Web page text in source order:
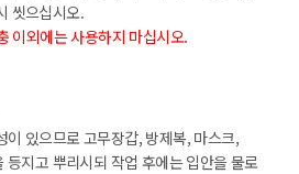
씻으십시오.
이외에는 사용하지 마십시오.
이 있으므로 고무장갑, 방제복, 마스크,
등지고 뿌리시되 작업 후에는 입안을 물로